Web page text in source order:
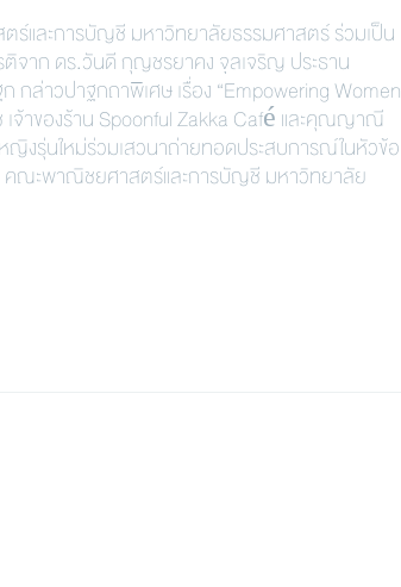
ร์และการบัญชี มหาวิทยาลัยธรรมศาสตร์ ร่วมเป็น
ติจาก ดร.วันดี กุญชรยาคง จุลเจริญ ประธาน
ล่าวปาฐกถาพิเศษ เรื่อง “Empowering Women
จ้าของร้าน Spoonful Zakka Café และคุณญาณี
ญิงรุ่นใหม่ร่วมเสวนาถ่ายทอดประสบการณ์ในหัวข้อ
คณะพาณิชยศาสตร์และการบัญชี มหาวิทยาลัย